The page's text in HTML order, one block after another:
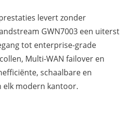
levert zonder
GWN7003 een uiterst
tot enterprise-grade
Multi-WAN failover en
schaalbare en
elk modern kantoor.